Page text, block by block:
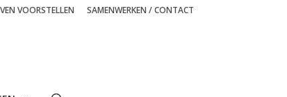
VOORSTELLEN SAMENWERKEN / CONTACT